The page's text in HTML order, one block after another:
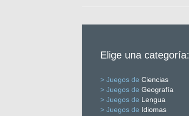
Elige una categoría:
> Juegos de Ciencias
> Juegos de Geografía
> Juegos de Lengua
> Juegos de Idiomas